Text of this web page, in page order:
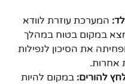
המערכת עוזרת לוודא
במקום בטוח במהלך
את הסיכון לנפילות
אחרות.
להורים: במקום להיות